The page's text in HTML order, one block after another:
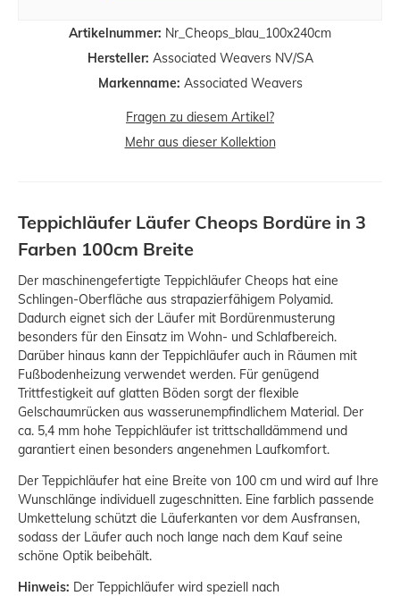
Artikelnummer: Nr_Cheops_blau_100x240cm
Hersteller: Associated Weavers NV/SA
Markenname: Associated Weavers
Fragen zu diesem Artikel?
Mehr aus dieser Kollektion
Teppichläufer Läufer Cheops Bordüre in 3
Farben 100cm Breite
Der maschinengefertigte Teppichläufer Cheops hat eine
Schlingen-Oberfläche aus strapazierfähigem Polyamid.
Dadurch eignet sich der Läufer mit Bordürenmusterung
besonders für den Einsatz im Wohn- und Schlafbereich.
Darüber hinaus kann der Teppichläufer auch in Räumen mit
Fußbodenheizung verwendet werden. Für genügend
Trittfestigkeit auf glatten Böden sorgt der flexible
Gelschaumrücken aus wasserunempfindlichem Material. Der
ca. 5,4 mm hohe Teppichläufer ist trittschalldämmend und
garantiert einen besonders angenehmen Laufkomfort.
Der Teppichläufer hat eine Breite von 100 cm und wird auf Ihre
Wunschlänge individuell zugeschnitten. Eine farblich passende
Umkettelung schützt die Läuferkanten vor dem Ausfransen,
sodass der Läufer auch noch lange nach dem Kauf seine
schöne Optik beibehält.
Hinweis: Der Teppichläufer wird speziell nach